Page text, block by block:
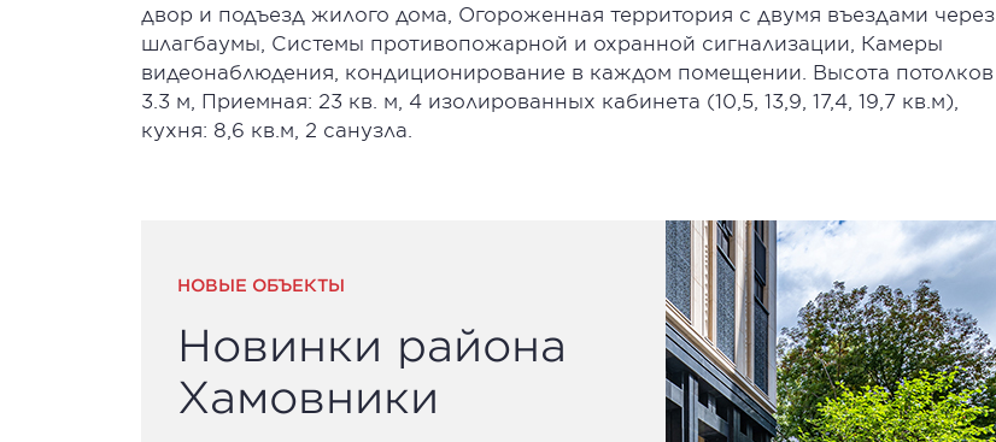
двор и подъезд жилого дома, Огороженная территория с двумя въездами через
шлагбаумы, Системы противопожарной и охранной сигнализации, Камеры
видеонаблюдения, кондиционирование в каждом помещении. Высота потолков
3.3 м, Приемная: 23 кв. м, 4 изолированных кабинета (10,5, 13,9, 17,4, 19,7 кв.м),
кухня: 8,6 кв.м, 2 санузла.
НОВЫЕ ОБЪЕКТЫ
Новинки района
Хамовники